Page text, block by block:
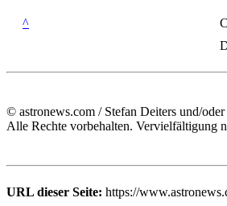
^
© astronews.com / Stefan Deiters und/
Alle Rechte vorbehalten. Vervielfältigung
URL dieser Seite: https://